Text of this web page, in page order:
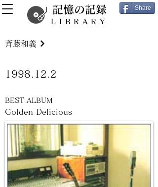
記憶の記録
LIBRARY
Share
Golden Delicious
斉藤和義
1998.12.2
BEST ALBUM